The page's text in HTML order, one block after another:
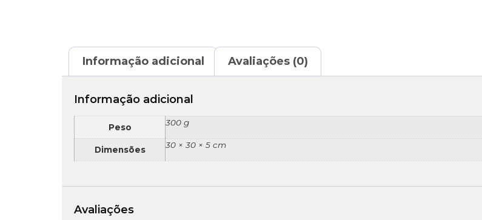
Informação adicional Avaliações (0)
Informação adicional
Peso 300 g
Dimensões 30 × 30 × 5 cm
Avaliações